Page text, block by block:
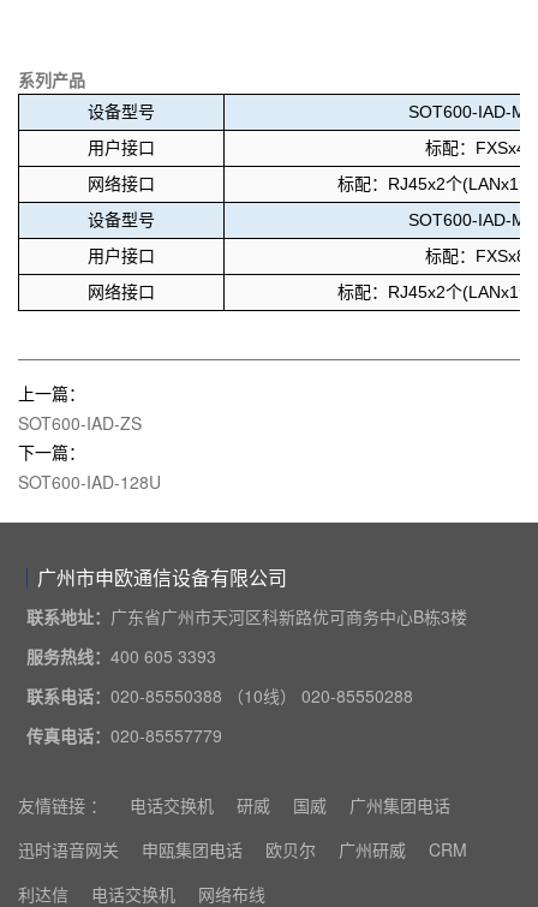
系列产品
设备型号
SOT600-IAD-M
用户接口
标配：FXSx4
网络接口
标配：RJ45x2个(LANx1
设备型号
SOT600-IAD-M
用户接口
标配：FXSx8
网络接口
标配：RJ45x2个(LANx1
上一篇：
SOT600-IAD-ZS
下一篇：
SOT600-IAD-128U
广州市申欧通信设备有限公司
联系地址： 广东省广州市天河区科新路优可商务中心B栋3楼
服务热线： 400 605 3393
联系电话： 020-85550388 （10线） 020-85550288
传真电话： 020-85557779
友情链接 ： 电话交换机 研威 国威
广州集团电话
迅时语音网关
申瓯集团电话 欧贝尔 广州研威
CRM
利达信
电话交换机 网络布线